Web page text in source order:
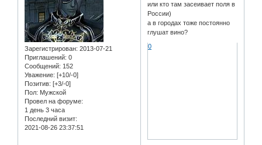
Зарегистрирован: 2013-07-21
Приглашений: 0
Сообщений: 152
Уважение: [+10/-0]
Позитив: [+3/-0]
Пол: Мужской
Провел на форуме:
1 день 3 часа
Последний визит:
2021-08-26 23:37:51
или кто там засеивает поля в
России)
а в городах тоже постоянно
глушат вино?
0